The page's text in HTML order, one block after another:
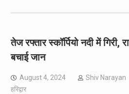
तेज रफ्तार स्कॉर्पियो नदी में गिरी,
बचाई जान
August 4, 2024 Shiv Narayan
हरिद्वार